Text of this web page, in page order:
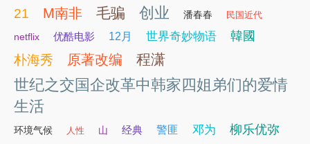
21 M南非 毛骗 创业 潘春春 民国近代
netflix 优酷电影 12月 世界奇妙物语 韓國
朴海秀 原著改编 程潇
世纪之交国企改革中韩家四姐弟们的爱情
生活
环境气候 人性 山 经典 警匪 邓为 柳乐优弥